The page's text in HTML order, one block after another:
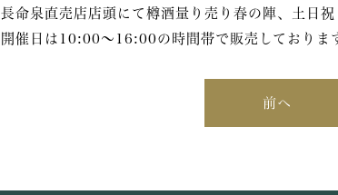
長命泉直売店店頭にて樽酒量り売り春の陣、土日祝
開催日は10:00～16:00の時間帯で販売しておりま
前へ